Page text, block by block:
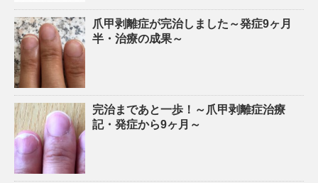
爪甲剥離症が完治しました～発症9ヶ月
半・治療の成果～
完治まであと一歩！～爪甲剥離症治療
記・発症から9ヶ月～